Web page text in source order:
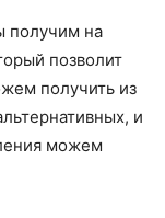
получим на
позволит
получить из
и
можем